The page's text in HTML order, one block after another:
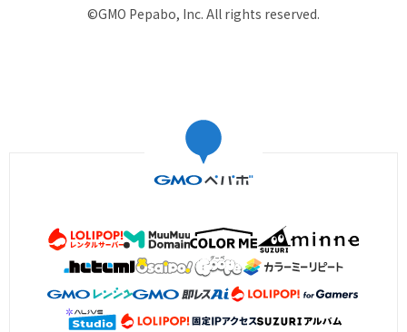
©GMO Pepabo, Inc. All rights reserved.